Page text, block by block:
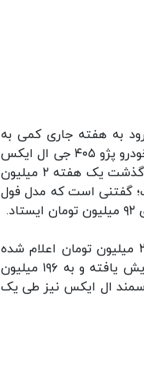
به هفته جاری کمی به
آرامش رسیده است و نوسانات قیمت در این بازار کاهش پیدا کرده است به گونه ای که قیمت خودرو پژو ۴۰۵ جی ال ایکس
طی یک هفته گذشته بر روی ۱۴۳ میلیون تومان ثابت مانده است و قیمت پژو ۲۰۶ تیپ ۲ نیز با گذشت یک هفته ۲ میلیون
تومان اعلام شده است؛ گفتنی است که مدل فول
قیمت خودرو ۲۰۶ تیپ ۵ نیز کاهش ۳ میلیون تومانی را تجربه کرده است و قیمت آن امروز ۲۰۱ میلیون تومان اعلام شده
است، با این وجود قیمت پژو ۲۰۶ صندوقدار فول آپشن طی یک هفته اخیر ۱ میلیون تومان افزایش یافته و به ۱۹۶ میلیون
در این بین قیمت سمند ال ایکس نیز طی یک